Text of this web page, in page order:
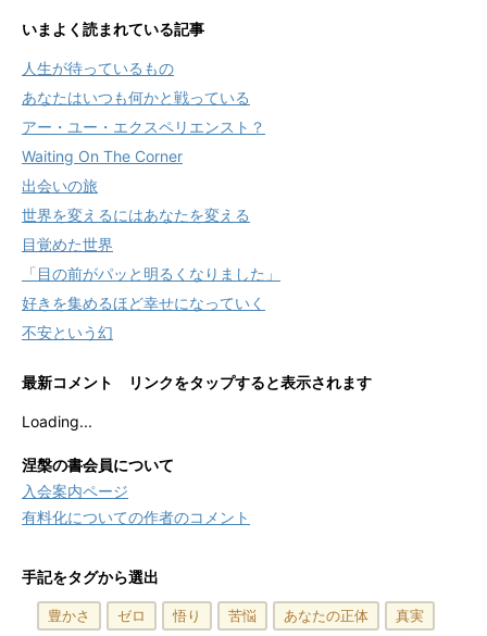
いまよく読まれている記事
人生が待っているもの
あなたはいつも何かと戦っている
アー・ユー・エクスペリエンスト？
Waiting On The Corner
出会いの旅
世界を変えるにはあなたを変える
目覚めた世界
「目の前がパッと明るくなりました」
好きを集めるほど幸せになっていく
不安という幻
最新コメント リンクをタップすると表示されます
Loading...
涅槃の書会員について
入会案内ページ
有料化についての作者のコメント
手記をタグから選出
豊かさ ゼロ 悟り 苦悩 あなたの正体
真実